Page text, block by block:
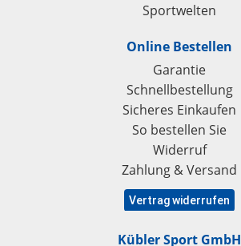
Sportwelten
Online Bestellen
Garantie
Schnellbestellung
Sicheres Einkaufen
So bestellen Sie
Widerruf
Zahlung & Versand
Vertrag widerrufen
Kübler Sport GmbH